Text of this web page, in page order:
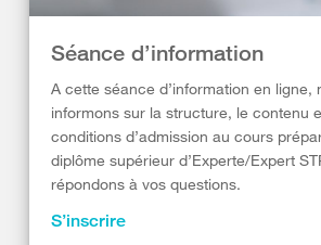
Séance d’information
A cette séance d’information en ligne,
informons sur la structure, le contenu
conditions d’admission au cours
diplôme supérieur d’Experte/Expert
répondons à vos questions.
S’inscrire